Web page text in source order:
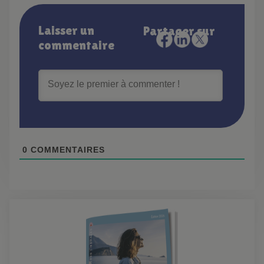
Laisser un
commentaire
Partager sur
0 COMMENTAIRES